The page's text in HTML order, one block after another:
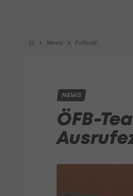
News Fußball
NEWS
ÖFB-